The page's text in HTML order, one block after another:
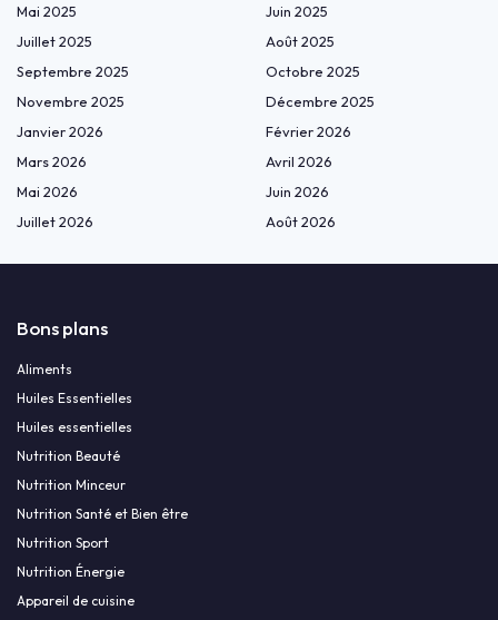
Mai 2025
Juin 2025
Juillet 2025
Août 2025
Septembre 2025
Octobre 2025
Novembre 2025
Décembre 2025
Janvier 2026
Février 2026
Mars 2026
Avril 2026
Mai 2026
Juin 2026
Juillet 2026
Août 2026
Bons plans
Aliments
Huiles Essentielles
Huiles essentielles
Nutrition Beauté
Nutrition Minceur
Nutrition Santé et Bien être
Nutrition Sport
Nutrition Énergie
Appareil de cuisine